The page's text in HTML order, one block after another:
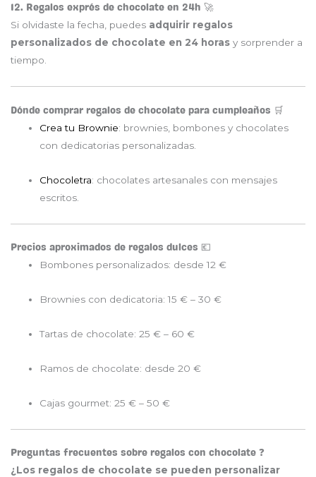
12. Regalos exprés de chocolate en 24h 🚀
Si olvidaste la fecha, puedes adquirir regalos
personalizados de chocolate en 24 horas y sorprender a
tiempo.
Dónde comprar regalos de chocolate para cumpleaños 🛒
Crea tu Brownie: brownies, bombones y chocolates
con dedicatorias personalizadas.
Chocoletra: chocolates artesanales con mensajes
escritos.
Precios aproximados de regalos dulces 💶
Bombones personalizados: desde 12 €
Brownies con dedicatoria: 15 € – 30 €
Tartas de chocolate: 25 € – 60 €
Ramos de chocolate: desde 20 €
Cajas gourmet: 25 € – 50 €
Preguntas frecuentes sobre regalos con chocolate ❓
¿Los regalos de chocolate se pueden personalizar